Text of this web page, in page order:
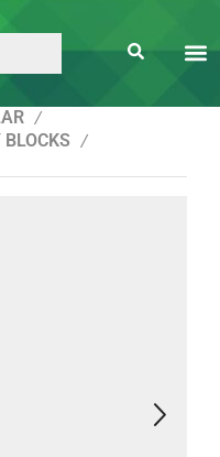
/
/